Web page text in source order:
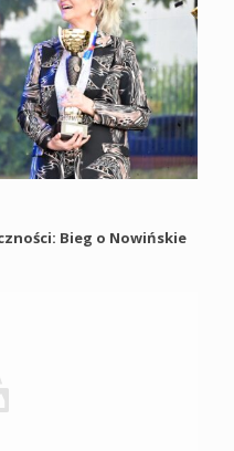
Bieg o Nowińskie